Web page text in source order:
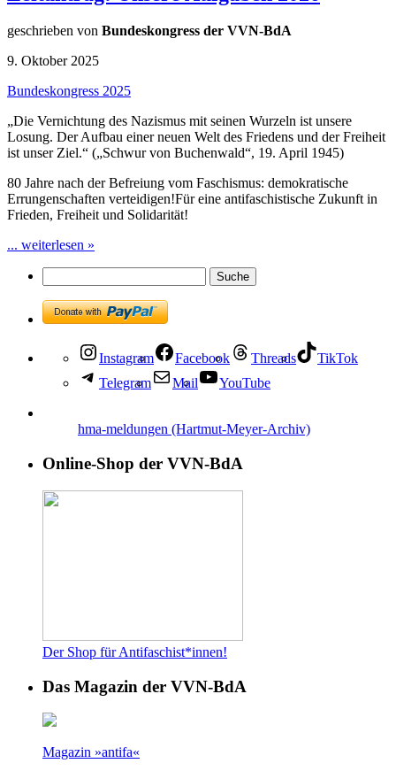
geschrieben von Bundeskongress der VVN-BdA
9. Oktober 2025
Bundeskongress 2025
„Die Vernichtung des Nazismus mit seinen Wurzeln ist unsere
Losung. Der Aufbau einer neuen Welt des Friedens und der Freiheit
ist unser Ziel.“ („Schwur von Buchenwald“, 19. April 1945)
80 Jahre nach der Befreiung vom Faschismus: demokratische
Errungenschaften verteidigen!Für eine antifaschistische Zukunft in
Frieden, Freiheit und Solidarität!
... weiterlesen »
Instagram Facebook Threads
TikTok
Telegram
Mail YouTube
hma-meldungen (Hartmut-Meyer-Archiv)
Online-Shop der VVN-BdA
Der Shop für Antifaschist*innen!
Das Magazin der VVN-BdA
Magazin »antifa«